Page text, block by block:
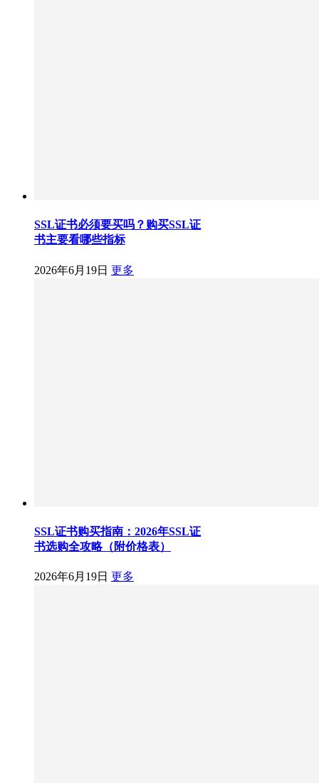
SSL证书必须要买吗？购买SSL证
书主要看哪些指标
2026年6月19日 更多
SSL证书购买指南：2026年SSL证
书选购全攻略（附价格表）
2026年6月19日 更多